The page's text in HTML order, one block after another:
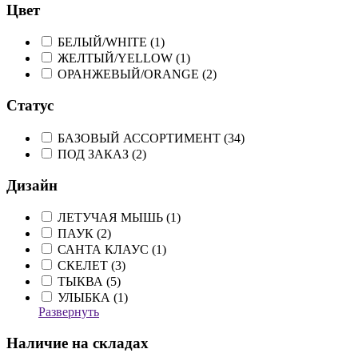
Цвет
БЕЛЫЙ/WHITE (1)
ЖЕЛТЫЙ/YELLOW (1)
ОРАНЖЕВЫЙ/ORANGE (2)
Статус
БАЗОВЫЙ АССОРТИМЕНТ (34)
ПОД ЗАКАЗ (2)
Дизайн
ЛЕТУЧАЯ МЫШЬ (1)
ПАУК (2)
САНТА КЛАУС (1)
СКЕЛЕТ (3)
ТЫКВА (5)
УЛЫБКА (1)
Развернуть
Наличие на складах